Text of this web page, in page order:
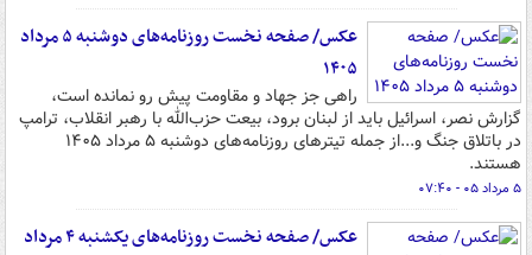
عکس/ صفحه نخست روزنامه‌های دوشنبه ۵ مرداد
۱۴۰۵
راهی جز جهاد و مقاومت پیش رو نمانده است،
گزارش نصر، اسرائیل باید از لبنان برود، بیعت حزب‌الله با رهبر انقلاب، ترامپ
در باتلاق جنگ و...از جمله تیترهای روزنامه‌های دوشنبه ۵ مرداد ۱۴۰۵
هستند.
۵ مرداد ۰۵ - ۰۷:۴۰
عکس/ صفحه نخست روزنامه‌های یکشنبه ۴ مرداد